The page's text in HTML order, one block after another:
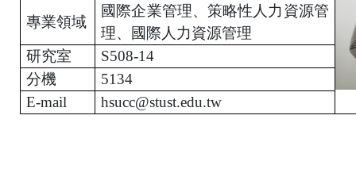
專業領域
國際企業管理、策略性人力資源管
理、國際人力資源管理
研究室
S508-14
分機
5134
E-mail
hsucc@stust.edu.tw